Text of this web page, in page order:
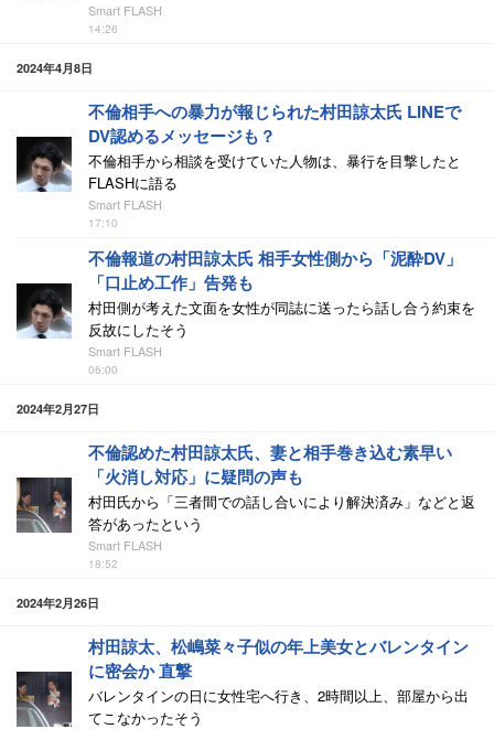
Smart FLASH
14:26
2024年4月8日
不倫相手への暴力が報じられた村田諒太氏 LINEで
DV認めるメッセージも？
不倫相手から相談を受けていた人物は、暴行を目撃したと
FLASHに語る
Smart FLASH
17:10
不倫報道の村田諒太氏 相手女性側から「泥酔DV」
「口止め工作」告発も
村田側が考えた文面を女性が同誌に送ったら話し合う約束を
反故にしたそう
Smart FLASH
06:00
2024年2月27日
不倫認めた村田諒太氏、妻と相手巻き込む素早い
「火消し対応」に疑問の声も
村田氏から「三者間での話し合いにより解決済み」などと返
答があったという
Smart FLASH
18:52
2024年2月26日
村田諒太、松嶋菜々子似の年上美女とバレンタイン
に密会か 直撃
バレンタインの日に女性宅へ行き、2時間以上、部屋から出
てこなかったそう